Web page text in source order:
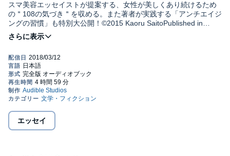
スマ美容エッセイストが提案する、女性が美しくあり続けるため
の＂108の気づき＂を収める。また著者が実践する「アンチエイジ
ングの習慣」も特別大公開！©2015 Kaoru SaitoPublished in
Japan by Asahi Shimbun Publications Inc. (P) 2017 Audible, Inc.
エッセイ